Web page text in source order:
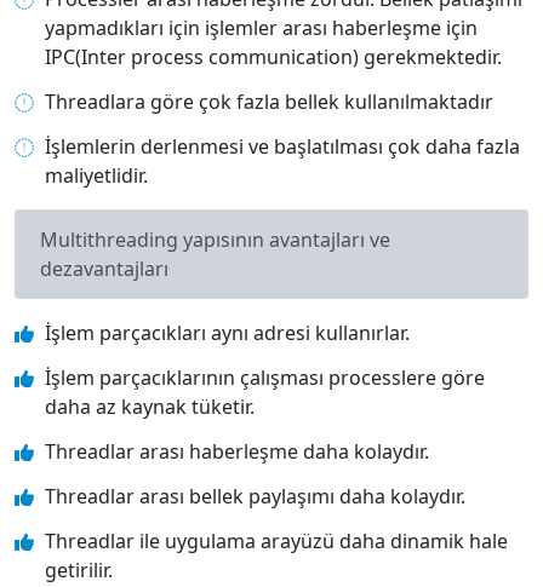
yapmadıkları için işlemler arası haberleşme için
IPC(Inter process communication) gerekmektedir.
Threadlara göre çok fazla bellek kullanılmaktadır
İşlemlerin derlenmesi ve başlatılması çok daha fazla
maliyetlidir.
Multithreading yapısının avantajları ve
dezavantajları
İşlem parçacıkları aynı adresi kullanırlar.
İşlem parçacıklarının çalışması processlere göre
daha az kaynak tüketir.
Threadlar arası haberleşme daha kolaydır.
Threadlar arası bellek paylaşımı daha kolaydır.
Threadlar ile uygulama arayüzü daha dinamik hale
getirilir.